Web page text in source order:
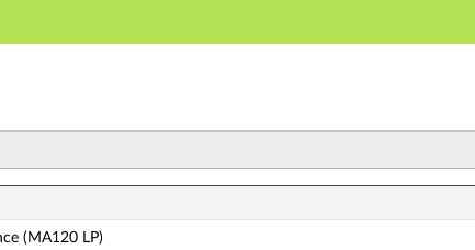
Hauptnavigation
Fußzeile
Kombinationen
(MA120 LP)